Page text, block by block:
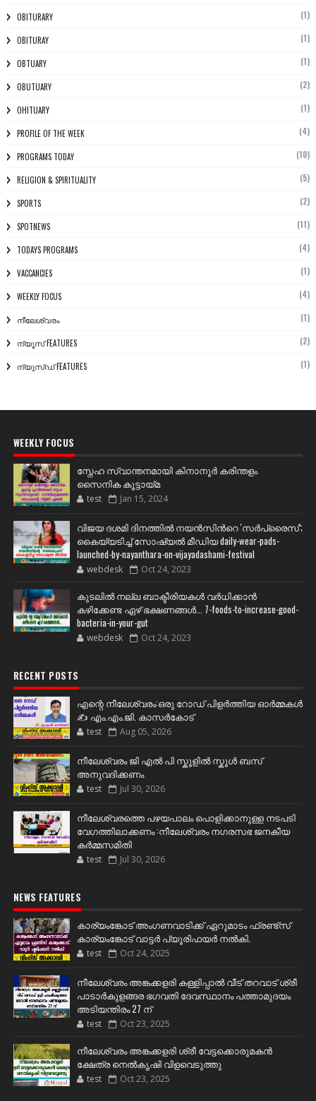
OBITURARY (1)
OBITURAY (1)
OBTUARY (1)
OBUTUARY (2)
OHITUARY (1)
PROFILE OF THE WEEK (4)
PROGRAMS TODAY (10)
RELIGION & SPIRITUALITY (5)
SPORTS (2)
SPOTNEWS (11)
TODAYS PROGRAMS (4)
VACCANCIES (1)
WEEKLY FOCUS (4)
നീലേശ്വരം (1)
ന്യൂസ് FEATURES (2)
ന്യൂസ്ഡ് FEATURES (1)
WEEKLY FOCUS
സ്നേഹ സ്വാന്തനമായി കിനാനൂർ കരിന്തളം
സൈനിക കൂട്ടായ്മ
test Jan 15, 2024
വിജയ ദശമി ദിനത്തില്‍ നയന്‍സിന്‍റെ 'സര്‍പ്രൈസ്';
കൈയ്യടിച്ച് സോഷ്യല്‍ മീഡിയ daily-wear-pads-
launched-by-nayanthara-on-vijayadashami-festival
webdesk Oct 24, 2023
കുടലിൽ നല്ല ബാക്ടീരിയകൾ വര്‍ധിക്കാന്‍
കഴിക്കേണ്ട ഏഴ് ഭക്ഷണങ്ങള്‍... 7-foods-to-increase-good-
bacteria-in-your-gut
webdesk Oct 24, 2023
RECENT POSTS
എന്റെ നീലേശ്വരം:ഒരു റോഡ് പിളർത്തിയ ഓർമ്മകൾ
✍️ എം.എം.ജി. കാസർകോട്
test Aug 05, 2026
നീലേശ്വരം ജി എൽ പി സ്കൂളിൽ സ്കൂൾ ബസ്
അനുവദിക്കണം
test Jul 30, 2026
നീലേശ്വരത്തെ പഴയപാലം പൊളിക്കാനുള്ള നടപടി
വേഗത്തിലാക്കണം :നീലേശ്വരം നഗരസഭ ജനകീയ
കർമ്മസമിതി
test Jul 30, 2026
NEWS FEATURES
കാര്യംങ്കോട് അംഗണവാടിക്ക് ഏറുമാടം ഫ്രണ്ട്സ്
കാര്യംങ്കോട് വാട്ടർ പ്യൂരിഫയർ നൽകി.
test Oct 24, 2025
നീലേശ്വരം അങ്കക്കളരി കള്ളിപ്പാൽ വീട് തറവാട് ശ്രീ
പാടാർകുളങ്ങര ഭഗവതി ദേവസ്ഥാനം പത്താമുദയം
അടിയന്തിരം 27 ന്
test Oct 23, 2025
നീലേശ്വരം അങ്കക്കളരി ശ്രീ വേട്ടക്കൊരുമകൻ
ക്ഷേത്ര നെൽകൃഷി വിളവെടുത്തു
test Oct 23, 2025